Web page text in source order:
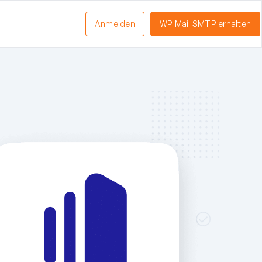
Anmelden WP Mail SMTP erhalten